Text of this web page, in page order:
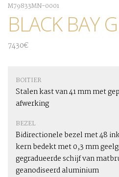
M79833MN-0001
BLACK BAY
7430€
BOITIER
Stalen kast van 41 mm met
afwerking
BEZEL
Bidirectionele bezel met 48
kern bedekt met 0,3 mm
gegradueerde schijf van
geanodiseerd aluminium